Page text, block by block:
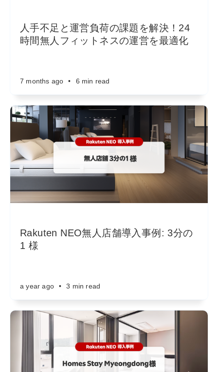
人手不足と運営負荷の課題を解決！24
時間無人フィットネスの運営を最適化
7 months ago • 6 min read
Rakuten NEO無人店舗導入事例: 3分の
1 様
a year ago • 3 min read